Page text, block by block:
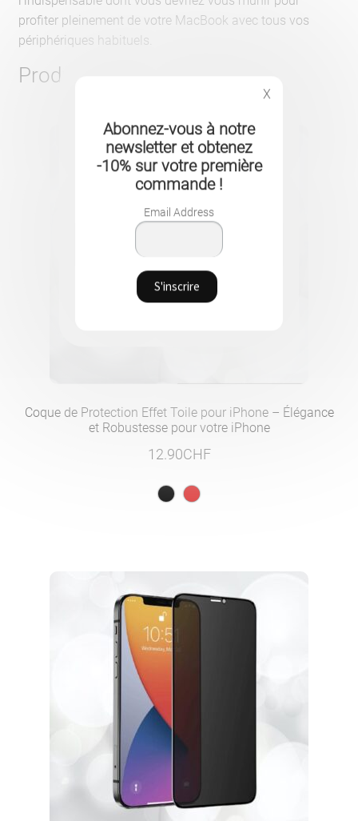
profiter pleinement de votre MacBook avec tous vos
périphériques habituels.
Produits similaires
Coque de Protection Effet Toile pour iPhone – Élégance
et Robustesse pour votre iPhone
12.90CHF
X
Abonnez-vous à notre
newsletter et obtenez
-10% sur votre première
commande !
Email Address